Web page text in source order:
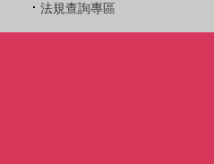
法規查詢專區